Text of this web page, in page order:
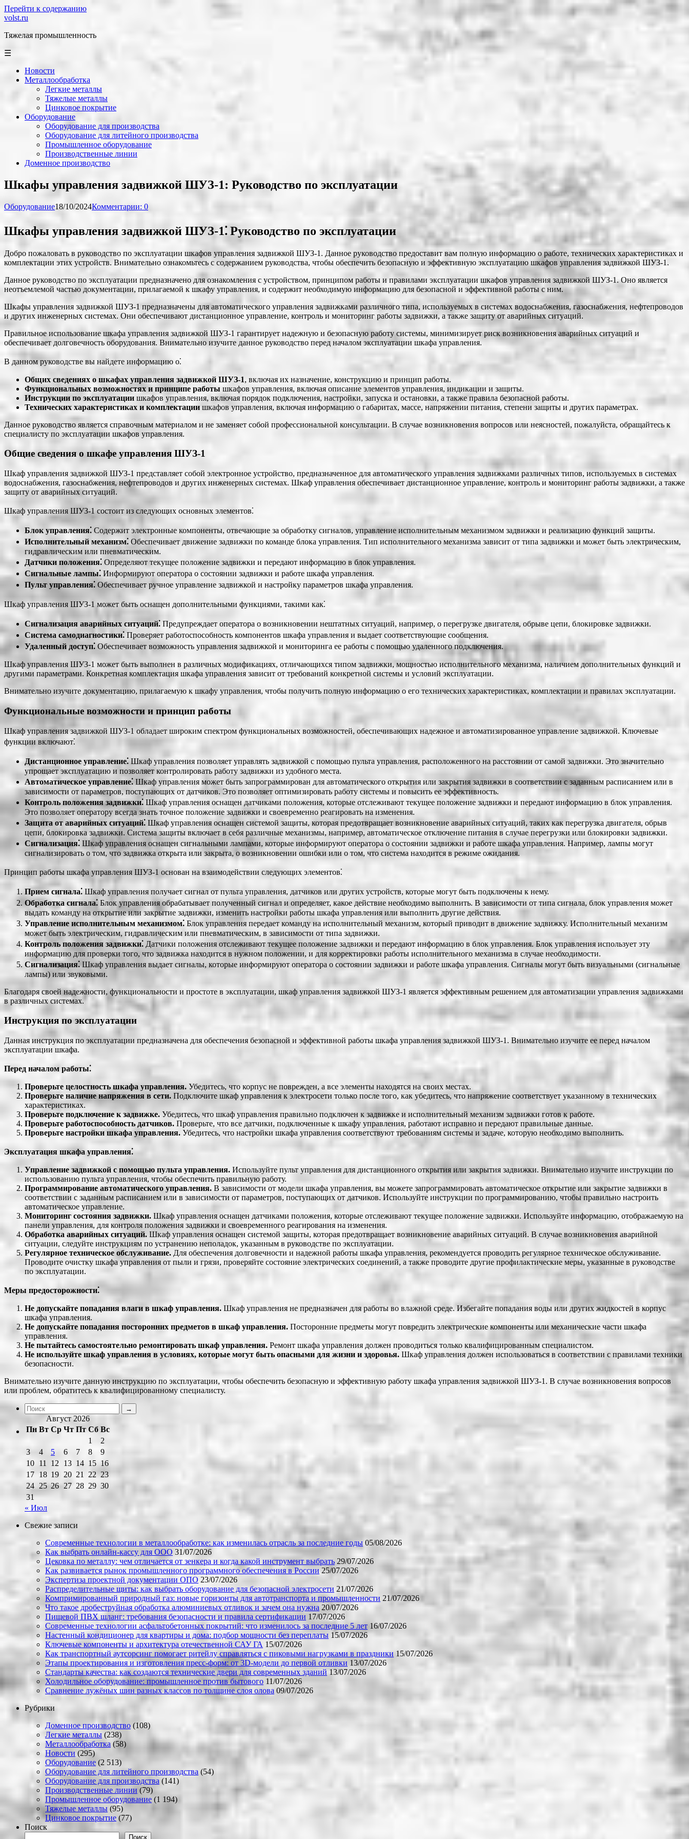
Перейти к содержанию
volst.ru
Тяжелая промышленность
☰
Новости
Металлообработка
Легкие металлы
Тяжелые металлы
Цинковое покрытие
Оборудование
Оборудование для производства
Оборудование для литейного производства
Промышленное оборудование
Производственные линии
Доменное производство
Шкафы управления задвижкой ШУЗ-1: Руководство по эксплуатации
Оборудование18/10/2024Комментарии: 0
Шкафы управления задвижкой ШУЗ-1⁚ Руководство по эксплуатации
Добро пожаловать в руководство по эксплуатации шкафов управления задвижкой ШУЗ-1. Данное руководство предоставит вам полную информацию о работе, технических характеристиках и
комплектации этих устройств. Внимательно ознакомьтесь с содержанием руководства, чтобы обеспечить безопасную и эффективную эксплуатацию шкафов управления задвижкой ШУЗ-1.
Данное руководство по эксплуатации предназначено для ознакомления с устройством, принципом работы и правилами эксплуатации шкафов управления задвижкой ШУЗ-1. Оно является
неотъемлемой частью документации, прилагаемой к шкафу управления, и содержит необходимую информацию для безопасной и эффективной работы с ним.
Шкафы управления задвижкой ШУЗ-1 предназначены для автоматического управления задвижками различного типа, используемых в системах водоснабжения, газоснабжения, нефтепроводов
и других инженерных системах. Они обеспечивают дистанционное управление, контроль и мониторинг работы задвижки, а также защиту от аварийных ситуаций.
Правильное использование шкафа управления задвижкой ШУЗ-1 гарантирует надежную и безопасную работу системы, минимизирует риск возникновения аварийных ситуаций и
обеспечивает долговечность оборудования. Внимательно изучите данное руководство перед началом эксплуатации шкафа управления.
В данном руководстве вы найдете информацию о⁚
Общих сведениях о шкафах управления задвижкой ШУЗ-1, включая их назначение, конструкцию и принцип работы.
Функциональных возможностях и принципе работы шкафов управления, включая описание элементов управления, индикации и защиты.
Инструкции по эксплуатации шкафов управления, включая порядок подключения, настройки, запуска и остановки, а также правила безопасной работы.
Технических характеристиках и комплектации шкафов управления, включая информацию о габаритах, массе, напряжении питания, степени защиты и других параметрах.
Данное руководство является справочным материалом и не заменяет собой профессиональной консультации. В случае возникновения вопросов или неясностей, пожалуйста, обращайтесь к
специалисту по эксплуатации шкафов управления.
Общие сведения о шкафе управления ШУЗ-1
Шкаф управления задвижкой ШУЗ-1 представляет собой электронное устройство, предназначенное для автоматического управления задвижками различных типов, используемых в системах
водоснабжения, газоснабжения, нефтепроводов и других инженерных системах. Шкаф управления обеспечивает дистанционное управление, контроль и мониторинг работы задвижки, а также
защиту от аварийных ситуаций.
Шкаф управления ШУЗ-1 состоит из следующих основных элементов⁚
Блок управления⁚ Содержит электронные компоненты, отвечающие за обработку сигналов, управление исполнительным механизмом задвижки и реализацию функций защиты.
Исполнительный механизм⁚ Обеспечивает движение задвижки по команде блока управления. Тип исполнительного механизма зависит от типа задвижки и может быть электрическим,
гидравлическим или пневматическим.
Датчики положения⁚ Определяют текущее положение задвижки и передают информацию в блок управления.
Сигнальные лампы⁚ Информируют оператора о состоянии задвижки и работе шкафа управления.
Пульт управления⁚ Обеспечивает ручное управление задвижкой и настройку параметров шкафа управления.
Шкаф управления ШУЗ-1 может быть оснащен дополнительными функциями, такими как⁚
Сигнализация аварийных ситуаций⁚ Предупреждает оператора о возникновении нештатных ситуаций, например, о перегрузке двигателя, обрыве цепи, блокировке задвижки.
Система самодиагностики⁚ Проверяет работоспособность компонентов шкафа управления и выдает соответствующие сообщения.
Удаленный доступ⁚ Обеспечивает возможность управления задвижкой и мониторинга ее работы с помощью удаленного подключения.
Шкаф управления ШУЗ-1 может быть выполнен в различных модификациях, отличающихся типом задвижки, мощностью исполнительного механизма, наличием дополнительных функций и
другими параметрами. Конкретная комплектация шкафа управления зависит от требований конкретной системы и условий эксплуатации.
Внимательно изучите документацию, прилагаемую к шкафу управления, чтобы получить полную информацию о его технических характеристиках, комплектации и правилах эксплуатации.
Функциональные возможности и принцип работы
Шкаф управления задвижкой ШУЗ-1 обладает широким спектром функциональных возможностей, обеспечивающих надежное и автоматизированное управление задвижкой. Ключевые
функции включают⁚
Дистанционное управление⁚ Шкаф управления позволяет управлять задвижкой с помощью пульта управления, расположенного на расстоянии от самой задвижки. Это значительно
упрощает эксплуатацию и позволяет контролировать работу задвижки из удобного места.
Автоматическое управление⁚ Шкаф управления может быть запрограммирован для автоматического открытия или закрытия задвижки в соответствии с заданным расписанием или в
зависимости от параметров, поступающих от датчиков. Это позволяет оптимизировать работу системы и повысить ее эффективность.
Контроль положения задвижки⁚ Шкаф управления оснащен датчиками положения, которые отслеживают текущее положение задвижки и передают информацию в блок управления.
Это позволяет оператору всегда знать точное положение задвижки и своевременно реагировать на изменения.
Защита от аварийных ситуаций⁚ Шкаф управления оснащен системой защиты, которая предотвращает возникновение аварийных ситуаций, таких как перегрузка двигателя, обрыв
цепи, блокировка задвижки. Система защиты включает в себя различные механизмы, например, автоматическое отключение питания в случае перегрузки или блокировки задвижки.
Сигнализация⁚ Шкаф управления оснащен сигнальными лампами, которые информируют оператора о состоянии задвижки и работе шкафа управления. Например, лампы могут
сигнализировать о том, что задвижка открыта или закрыта, о возникновении ошибки или о том, что система находится в режиме ожидания.
Принцип работы шкафа управления ШУЗ-1 основан на взаимодействии следующих элементов⁚
Прием сигнала⁚ Шкаф управления получает сигнал от пульта управления, датчиков или других устройств, которые могут быть подключены к нему.
Обработка сигнала⁚ Блок управления обрабатывает полученный сигнал и определяет, какое действие необходимо выполнить. В зависимости от типа сигнала, блок управления может
выдать команду на открытие или закрытие задвижки, изменить настройки работы шкафа управления или выполнить другие действия.
Управление исполнительным механизмом⁚ Блок управления передает команду на исполнительный механизм, который приводит в движение задвижку. Исполнительный механизм
может быть электрическим, гидравлическим или пневматическим, в зависимости от типа задвижки.
Контроль положения задвижки⁚ Датчики положения отслеживают текущее положение задвижки и передают информацию в блок управления. Блок управления использует эту
информацию для проверки того, что задвижка находится в нужном положении, и для корректировки работы исполнительного механизма в случае необходимости.
Сигнализация⁚ Шкаф управления выдает сигналы, которые информируют оператора о состоянии задвижки и работе шкафа управления. Сигналы могут быть визуальными (сигнальные
лампы) или звуковыми.
Благодаря своей надежности, функциональности и простоте в эксплуатации, шкаф управления задвижкой ШУЗ-1 является эффективным решением для автоматизации управления задвижками
в различных системах.
Инструкция по эксплуатации
Данная инструкция по эксплуатации предназначена для обеспечения безопасной и эффективной работы шкафа управления задвижкой ШУЗ-1. Внимательно изучите ее перед началом
эксплуатации шкафа.
Перед началом работы⁚
Проверьте целостность шкафа управления. Убедитесь, что корпус не поврежден, а все элементы находятся на своих местах.
Проверьте наличие напряжения в сети. Подключите шкаф управления к электросети только после того, как убедитесь, что напряжение соответствует указанному в технических
характеристиках.
Проверьте подключение к задвижке. Убедитесь, что шкаф управления правильно подключен к задвижке и исполнительный механизм задвижки готов к работе.
Проверьте работоспособность датчиков. Проверьте, что все датчики, подключенные к шкафу управления, работают исправно и передают правильные данные.
Проверьте настройки шкафа управления. Убедитесь, что настройки шкафа управления соответствуют требованиям системы и задаче, которую необходимо выполнить.
Эксплуатация шкафа управления⁚
Управление задвижкой с помощью пульта управления. Используйте пульт управления для дистанционного открытия или закрытия задвижки. Внимательно изучите инструкции по
использованию пульта управления, чтобы обеспечить правильную работу.
Программирование автоматического управления. В зависимости от модели шкафа управления, вы можете запрограммировать автоматическое открытие или закрытие задвижки в
соответствии с заданным расписанием или в зависимости от параметров, поступающих от датчиков. Используйте инструкции по программированию, чтобы правильно настроить
автоматическое управление.
Мониторинг состояния задвижки. Шкаф управления оснащен датчиками положения, которые отслеживают текущее положение задвижки. Используйте информацию, отображаемую на
панели управления, для контроля положения задвижки и своевременного реагирования на изменения.
Обработка аварийных ситуаций. Шкаф управления оснащен системой защиты, которая предотвращает возникновение аварийных ситуаций. В случае возникновения аварийной
ситуации, следуйте инструкциям по устранению неполадок, указанным в руководстве по эксплуатации.
Регулярное техническое обслуживание. Для обеспечения долговечности и надежной работы шкафа управления, рекомендуется проводить регулярное техническое обслуживание.
Проводите очистку шкафа управления от пыли и грязи, проверяйте состояние электрических соединений, а также проводите другие профилактические меры, указанные в руководстве
по эксплуатации.
Меры предосторожности⁚
Не допускайте попадания влаги в шкаф управления. Шкаф управления не предназначен для работы во влажной среде. Избегайте попадания воды или других жидкостей в корпус
шкафа управления.
Не допускайте попадания посторонних предметов в шкаф управления. Посторонние предметы могут повредить электрические компоненты или механические части шкафа
управления.
Не пытайтесь самостоятельно ремонтировать шкаф управления. Ремонт шкафа управления должен проводиться только квалифицированным специалистом.
Не используйте шкаф управления в условиях, которые могут быть опасными для жизни и здоровья. Шкаф управления должен использоваться в соответствии с правилами техники
безопасности.
Внимательно изучите данную инструкцию по эксплуатации, чтобы обеспечить безопасную и эффективную работу шкафа управления задвижкой ШУЗ-1. В случае возникновения вопросов
или проблем, обратитесь к квалифицированному специалисту.
Август 2026
Пн Вт Ср Чт Пт Сб Вс
1
2
3
4 5 6 7 8
9
10 11 12 13 14 15 16
17 18 19 20 21 22 23
24 25 26 27 28 29 30
31
« Июл
Свежие записи
Современные технологии в металлообработке: как изменилась отрасль за последние годы 05/08/2026
Как выбрать онлайн-кассу для ООО 31/07/2026
Цековка по металлу: чем отличается от зенкера и когда какой инструмент выбрать 29/07/2026
Как развивается рынок промышленного программного обеспечения в России 25/07/2026
Экспертиза проектной документации ОПО 23/07/2026
Распределительные щиты: как выбрать оборудование для безопасной электросети 21/07/2026
Компримированный природный газ: новые горизонты для автотранспорта и промышленности 21/07/2026
Что такое дробеструйная обработка алюминиевых отливок и зачем она нужна 20/07/2026
Пищевой ПВХ шланг: требования безопасности и правила сертификации 17/07/2026
Современные технологии асфальтобетонных покрытий: что изменилось за последние 5 лет 16/07/2026
Настенный кондиционер для квартиры и дома: подбор мощности без переплаты 15/07/2026
Ключевые компоненты и архитектура отечественной САУ ГА 15/07/2026
Как транспортный аутсорсинг помогает ритейлу справляться с пиковыми нагрузками в праздники 15/07/2026
Этапы проектирования и изготовления пресс-форм: от 3D-модели до первой отливки 13/07/2026
Стандарты качества: как создаются технические двери для современных зданий 13/07/2026
Холодильное оборудование: промышленное против бытового 11/07/2026
Сравнение лужёных шин разных классов по толщине слоя олова 09/07/2026
Рубрики
Доменное производство (108)
Легкие металлы (238)
Металлообработка (58)
Новости (295)
Оборудование (2 513)
Оборудование для литейного производства (54)
Оборудование для производства (141)
Производственные линии (79)
Промышленное оборудование (1 194)
Тяжелые металлы (95)
Цинковое покрытие (77)
Поиск
Поиск